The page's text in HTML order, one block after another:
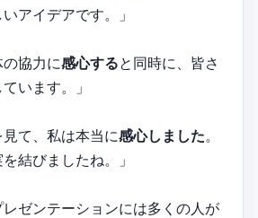
アイデアです。」
協力に感心すると同時に、皆さ
います。」
て、私は本当に感心しました。
結びましたね。」
レゼンテーションには多くの人が